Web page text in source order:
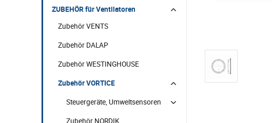
ZUBEHÖR für Ventilatoren
Zubehör VENTS
Zubehör DALAP
Zubehör WESTINGHOUSE
Zubehör VORTICE
Steuergeräte, Umweltsensoren
Zubehör NORDIK